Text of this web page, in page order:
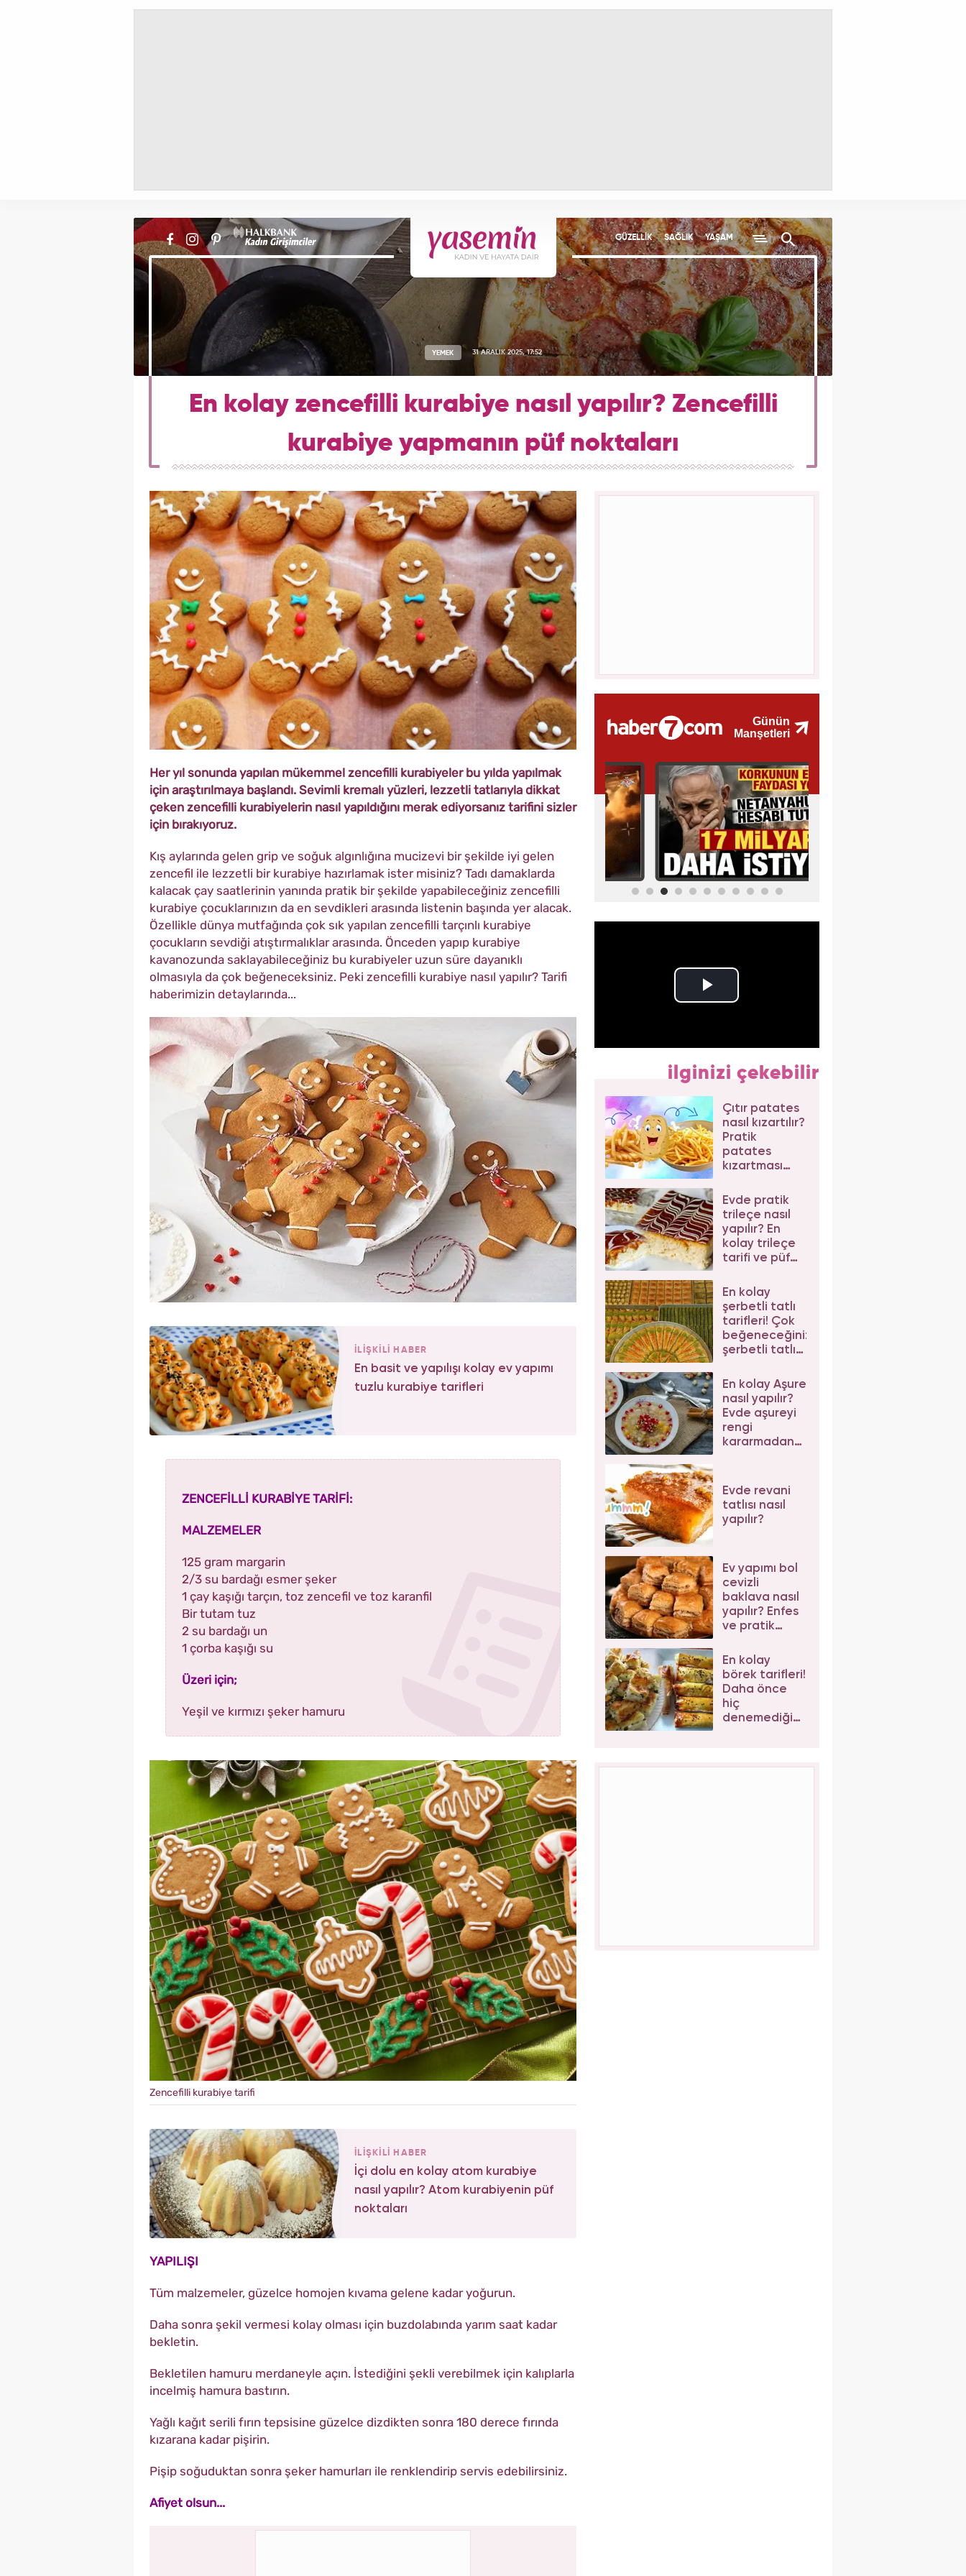
GÜZELLİK SAĞLIK YAŞAM
YEMEK 31 ARALIK 2025, 17:52
En kolay zencefilli kurabiye nasıl yapılır? Zencefilli
kurabiye yapmanın püf noktaları
Her yıl sonunda yapılan mükemmel zencefilli kurabiyeler bu yılda yapılmak
için araştırılmaya başlandı. Sevimli kremalı yüzleri, lezzetli tatlarıyla dikkat
çeken zencefilli kurabiyelerin nasıl yapıldığını merak ediyorsanız tarifini sizler
için bırakıyoruz.
Kış aylarında gelen grip ve soğuk algınlığına mucizevi bir şekilde iyi gelen
zencefil ile lezzetli bir kurabiye hazırlamak ister misiniz? Tadı damaklarda
kalacak çay saatlerinin yanında pratik bir şekilde yapabileceğiniz zencefilli
kurabiye çocuklarınızın da en sevdikleri arasında listenin başında yer alacak.
Özellikle dünya mutfağında çok sık yapılan zencefilli tarçınlı kurabiye
çocukların sevdiği atıştırmalıklar arasında. Önceden yapıp kurabiye
kavanozunda saklayabileceğiniz bu kurabiyeler uzun süre dayanıklı
olmasıyla da çok beğeneceksiniz. Peki zencefilli kurabiye nasıl yapılır? Tarifi
haberimizin detaylarında...
İLİŞKİLİ HABER
En basit ve yapılışı kolay ev yapımı
tuzlu kurabiye tarifleri
ZENCEFİLLİ KURABİYE TARİFİ:
MALZEMELER
125 gram margarin
2/3 su bardağı esmer şeker
1 çay kaşığı tarçın, toz zencefil ve toz karanfil
Bir tutam tuz
2 su bardağı un
1 çorba kaşığı su
Üzeri için;
Yeşil ve kırmızı şeker hamuru
Zencefilli kurabiye tarifi
İLİŞKİLİ HABER
İçi dolu en kolay atom kurabiye
nasıl yapılır? Atom kurabiyenin püf
noktaları
YAPILIŞI
Tüm malzemeler, güzelce homojen kıvama gelene kadar yoğurun.
Daha sonra şekil vermesi kolay olması için buzdolabında yarım saat kadar
bekletin.
Bekletilen hamuru merdaneyle açın. İstediğini şekli verebilmek için kalıplarla
incelmiş hamura bastırın.
Yağlı kağıt serili fırın tepsisine güzelce dizdikten sonra 180 derece fırında
kızarana kadar pişirin.
Pişip soğuduktan sonra şeker hamurları ile renklendirip servis edebilirsiniz.
Afiyet olsun...
ilginizi çekebilir
Çıtır patates
nasıl kızartılır?
Pratik
patates
kızartması
Evde pratik
trileçe nasıl
yapılır? En
kolay trileçe
tarifi ve püf
En kolay
şerbetli tatlı
tarifleri! Çok
beğeneceğiniz
şerbetli tatlı
En kolay Aşure
nasıl yapılır?
Evde aşureyi
rengi
kararmadan
Evde revani
tatlısı nasıl
yapılır?
Ev yapımı bol
cevizli
baklava nasıl
yapılır? Enfes
ve pratik
baklava tarifi
En kolay
börek tarifleri!
Daha önce
hiç
denemediğiniz